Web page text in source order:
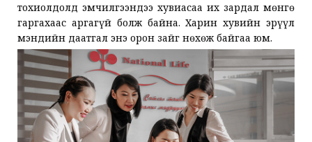
тохиолдолд эмчилгээндээ хувиасаа их зардал мөнгө
гаргахаас аргагүй болж байна. Харин хувийн эрүүл
мэндийн даатгал энэ орон зайг нөхөж байгаа юм.